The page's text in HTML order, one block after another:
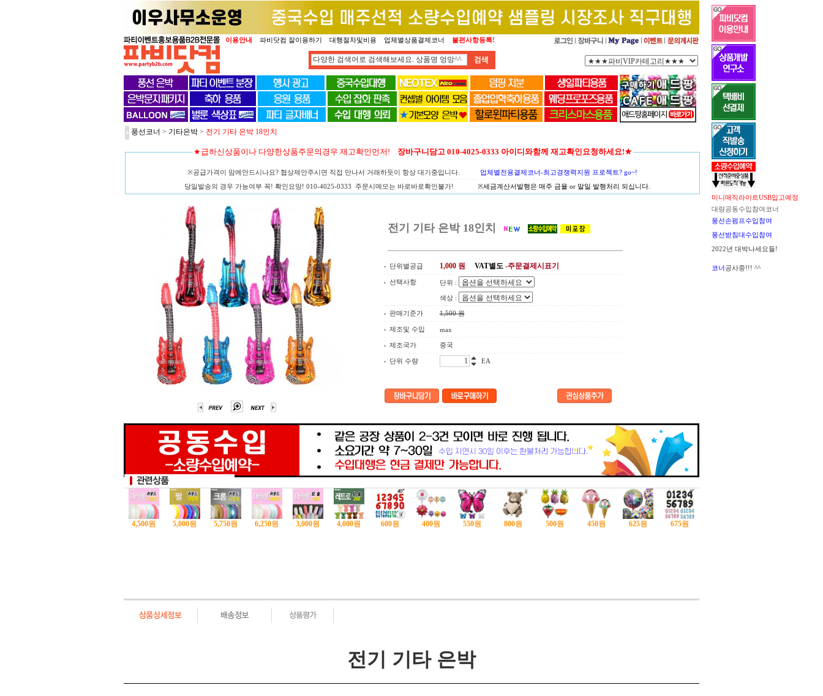
이용안내 파비닷컴 잘이용하기 대행절차및비용 업체별상품결제코너 불편사항등록!
풍선코너 > 기타은박 > 전기 기타 은박 18인치
★급하신상품이나 다양한상품주문의경우 재고확인먼저! 장바구니담고 010-4025-0333 아이디와함께 재고확인요청하세요!★
※공급가격이 맘에안드시나요? 협상제안주시면 직접 만나서 거래하듯이 항상 대기중입니다. 업체별전용결제코너-최고경쟁력지원 프로젝트? go~!
당일발송의 경우 가능여부 꼭! 확인요망! 010-4025-0333 주문시메모는 바로바로확인불가! ※세금계산서발행은 매주 금욜 or 말일 발행처리 되십니다.
전기 기타 은박 18인치
단위별공급 1,000원 VAT별도-주문결제시표기
선택사항 단위 :
색상 :
판매기준가 1,500원
제조및 수입 max
제조국가 중국
단위 수량 EA
4,500원 5,000원 5,750원 6,250원 3,000원 4,000원 600원 400원 550원 800원 500원 450원 625원 675원
전기 기타 은박
미니매직라이트USB입고예정
대량공동수입참여코너
풍선손펌프수입참여
풍선받침대수입참여
2022년 대박나세요들!
코너공사중!!! ^^